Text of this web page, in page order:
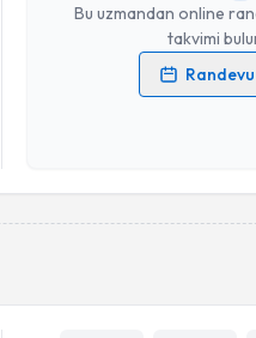
Bu uzmandan online
takvimi
Kişisel verilerimin
Takvim